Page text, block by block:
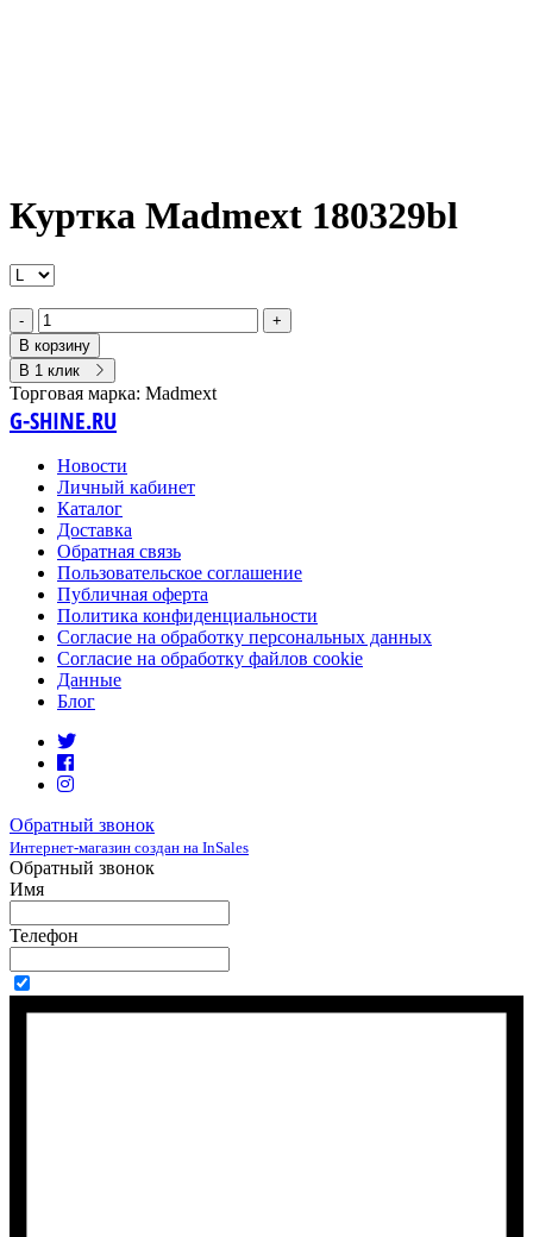
Куртка Madmext 180329bl
-
+
В корзину
В 1 клик
Торговая марка: Madmext
G-SHINE.RU
Новости
Личный кабинет
Каталог
Доставка
Обратная связь
Пользовательское соглашение
Публичная оферта
Политика конфиденциальности
Согласие на обработку персональных данных
Согласие на обработку файлов cookie
Данные
Блог
Обратный звонок
Интернет-магазин создан на InSales
Обратный звонок
Имя
Телефон